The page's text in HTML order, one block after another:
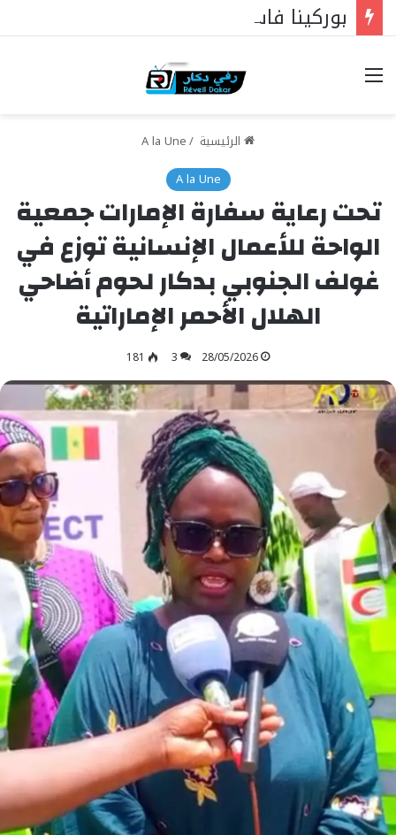
خيارات
الرئيسية /
A la Une
A la Une
تحت رعاية سفارة الإمارات جمعية
الواحة للأعمال الإنسانية توزع في
غولف الجنوبي بدكار لحوم أضاحي
الهلال الأحمر الإماراتية
28/05/2026
3
181